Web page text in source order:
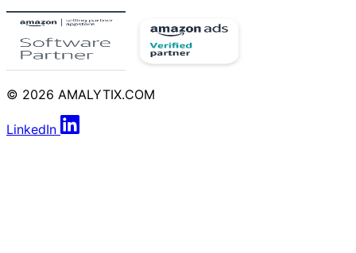
© 2026 AMALYTIX.COM
LinkedIn